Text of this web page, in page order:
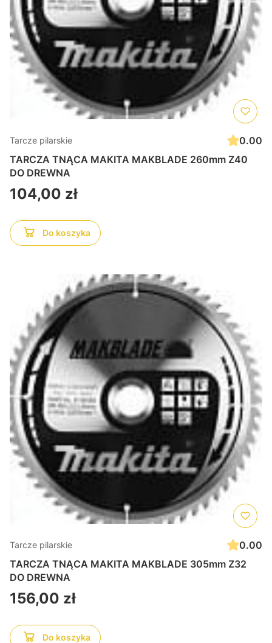
Tarcze pilarskie
0.00
TARCZA TNĄCA MAKITA MAKBLADE 260mm Z40
DO DREWNA
Cena
104,00 zł
Do koszyka
Tarcze pilarskie
0.00
TARCZA TNĄCA MAKITA MAKBLADE 305mm Z32
DO DREWNA
Cena
156,00 zł
Do koszyka